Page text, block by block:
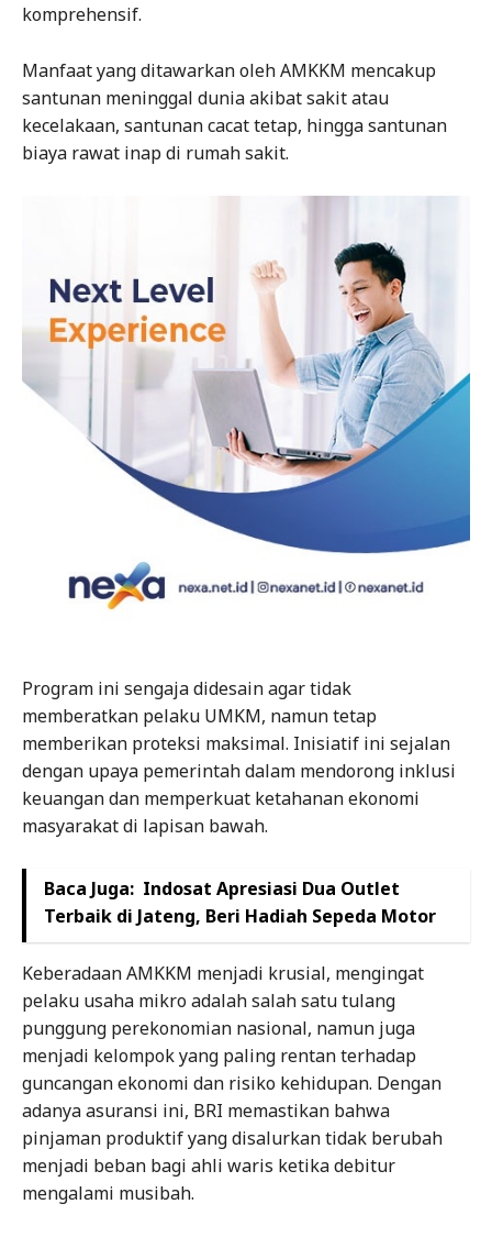
komprehensif.
Manfaat yang ditawarkan oleh AMKKM mencakup
santunan meninggal dunia akibat sakit atau
kecelakaan, santunan cacat tetap, hingga santunan
biaya rawat inap di rumah sakit.
Program ini sengaja didesain agar tidak
memberatkan pelaku UMKM, namun tetap
memberikan proteksi maksimal. Inisiatif ini sejalan
dengan upaya pemerintah dalam mendorong inklusi
keuangan dan memperkuat ketahanan ekonomi
masyarakat di lapisan bawah.
Baca Juga: Indosat Apresiasi Dua Outlet
Terbaik di Jateng, Beri Hadiah Sepeda Motor
Keberadaan AMKKM menjadi krusial, mengingat
pelaku usaha mikro adalah salah satu tulang
punggung perekonomian nasional, namun juga
menjadi kelompok yang paling rentan terhadap
guncangan ekonomi dan risiko kehidupan. Dengan
adanya asuransi ini, BRI memastikan bahwa
pinjaman produktif yang disalurkan tidak berubah
menjadi beban bagi ahli waris ketika debitur
mengalami musibah.